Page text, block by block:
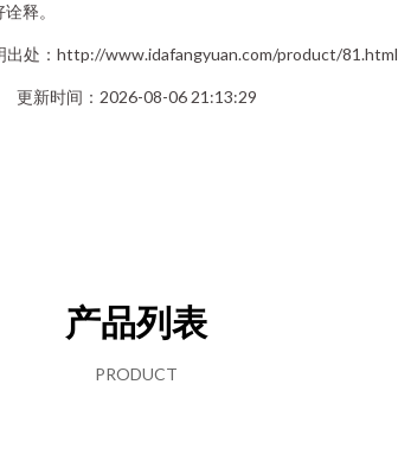
释。
出处：http://www.idafangyuan.com/product/81.html
更新时间：2026-08-06 21:13:29
产品列表
PRODUCT